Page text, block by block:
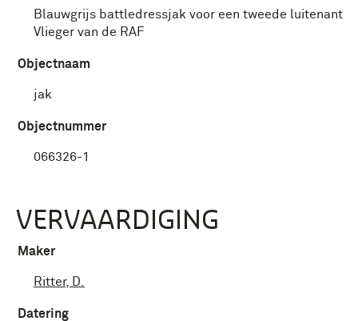
Blauwgrijs battledressjak voor een tweede luitenant
Vlieger van de RAF
Objectnaam
jak
Objectnummer
066326-1
VERVAARDIGING
Maker
Ritter, D.
Datering